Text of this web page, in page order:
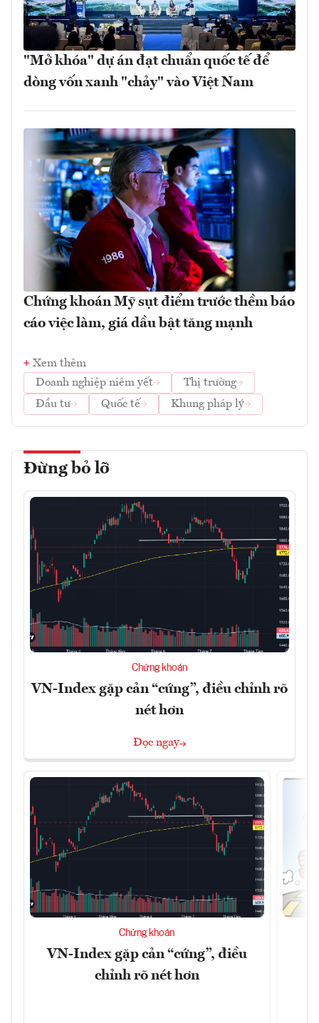
"Mở khóa" dự án đạt chuẩn quốc tế để
dòng vốn xanh "chảy" vào Việt Nam
Chứng khoán Mỹ sụt điểm trước thềm báo
cáo việc làm, giá dầu bật tăng mạnh
Xem thêm
Doanh nghiệp niêm yết
Thị trường
Đầu tư
Quốc tế Khung pháp lý
Đừng bỏ lỡ
Chứng khoán
VN-Index gặp cản “cứng”, điều chỉnh rõ
nét hơn
Đọc ngay
Chứng khoán
VN-Index gặp cản “cứng”, điều
chỉnh rõ nét hơn